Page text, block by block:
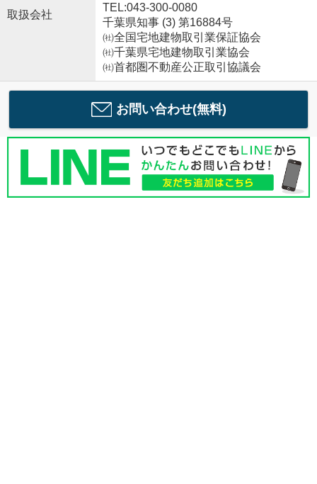
取扱会社
TEL:043-300-0080
千葉県知事 (3) 第16884号
㈳全国宅地建物取引業保証協会
㈳千葉県宅地建物取引業協会
㈳首都圏不動産公正取引協議会
お問い合わせ(無料)